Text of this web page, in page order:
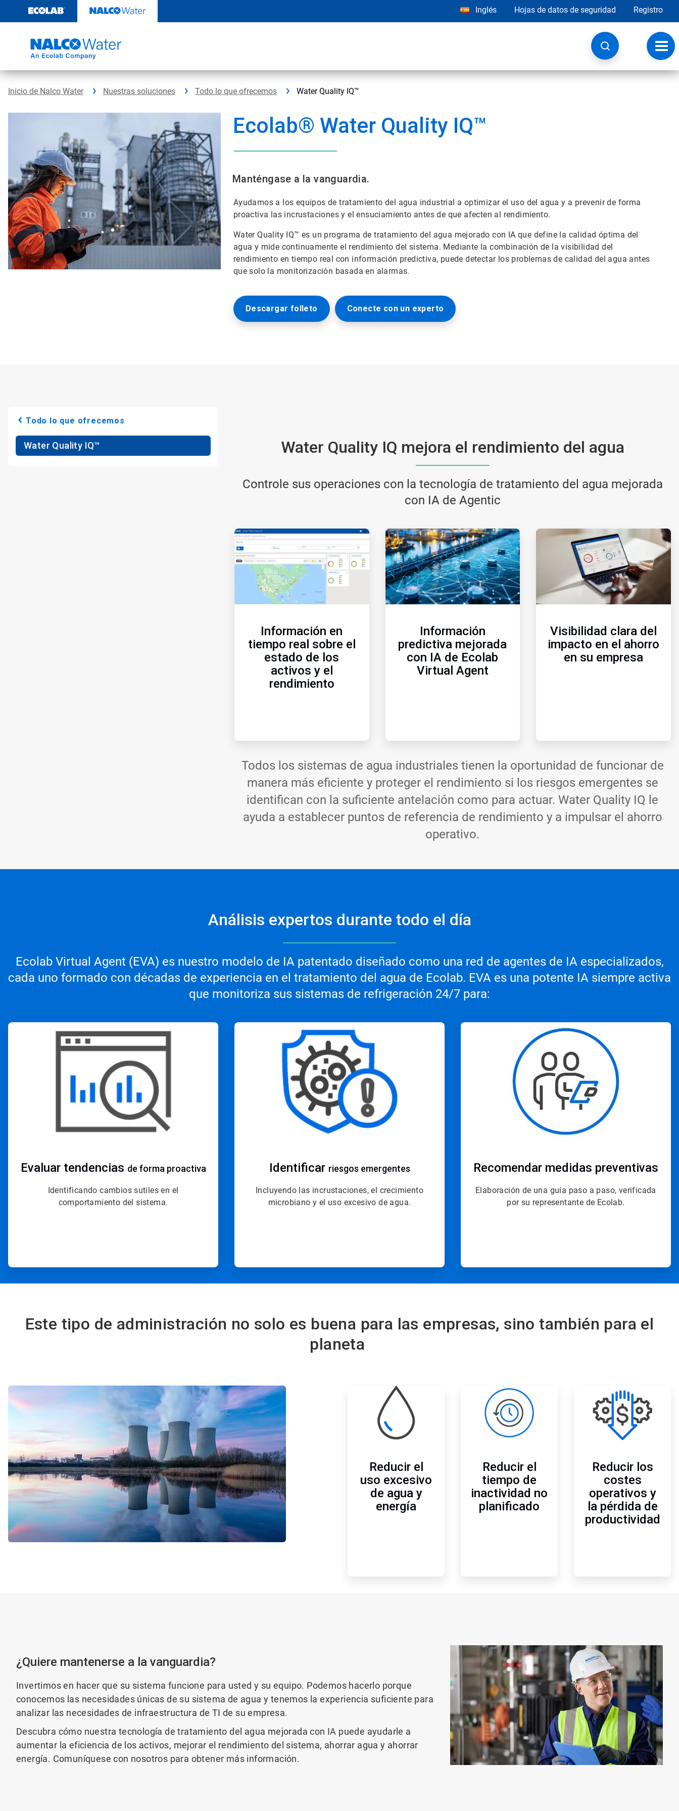
contenido
Inglés Hojas de datos de seguridad Registro
de
Inicio de Nalco Water Nuestras soluciones Todo lo que ofrecemos Water Quality IQ™
Ecolab® Water Quality IQ™
Manténgase a la vanguardia.
Ayudamos a los equipos de tratamiento del agua industrial a optimizar el uso del agua y a prevenir de forma
proactiva las incrustaciones y el ensuciamiento antes de que afecten al rendimiento.
Water Quality IQ™ es un programa de tratamiento del agua mejorado con IA que define la calidad óptima del
agua y mide continuamente el rendimiento del sistema. Mediante la combinación de la visibilidad del
rendimiento en tiempo real con información predictiva, puede detectar los problemas de calidad del agua antes
que solo la monitorización basada en alarmas.
Descargar folleto Conecte con un experto
Todo lo que ofrecemos
Water Quality IQ™ Water Quality IQ mejora el rendimiento del agua
Controle sus operaciones con la tecnología de tratamiento del agua mejorada
con IA de Agentic
ArticleTile
1
de
3
Información en
tiempo real sobre el
estado de los
activos y el
rendimiento
ArticleTile
2
de
3
Información
predictiva mejorada
con IA de Ecolab
Virtual Agent
ArticleTile
3
de
3
Visibilidad clara del
impacto en el ahorro
en su empresa
Todos los sistemas de agua industriales tienen la oportunidad de funcionar de
manera más eficiente y proteger el rendimiento si los riesgos emergentes se
identifican con la suficiente antelación como para actuar. Water Quality IQ le
ayuda a establecer puntos de referencia de rendimiento y a impulsar el ahorro
operativo.
Análisis expertos durante todo el día
Ecolab Virtual Agent (EVA) es nuestro modelo de IA patentado diseñado como una red de agentes de IA especializados,
cada uno formado con décadas de experiencia en el tratamiento del agua de Ecolab. EVA es una potente IA siempre activa
que monitoriza sus sistemas de refrigeración 24/7 para:
1
de
Evaluar tendencias de forma proactiva
Identificando cambios sutiles en el
comportamiento del sistema.
2
de
3
Identificar riesgos emergentes
Incluyendo las incrustaciones, el crecimiento
microbiano y el uso excesivo de agua.
ArticleTile
3
Recomendar medidas preventivas
Elaboración de una guía paso a paso, verificada
por su representante de Ecolab.
Este tipo de administración no solo es buena para las empresas, sino también para el
planeta
ArticleTile
Reducir el
uso excesivo
de agua y
energía
ArticleTile
2
de
3
Reducir el
tiempo de
inactividad no
planificado
ArticleTile
3
de
3
Reducir los
costes
operativos y
la pérdida de
productividad
¿Quiere mantenerse a la vanguardia?
Invertimos en hacer que su sistema funcione para usted y su equipo. Podemos hacerlo porque
conocemos las necesidades únicas de su sistema de agua y tenemos la experiencia suficiente para
analizar las necesidades de infraestructura de TI de su empresa.
Descubra cómo nuestra tecnología de tratamiento del agua mejorada con IA puede ayudarle a
aumentar la eficiencia de los activos, mejorar el rendimiento del sistema, ahorrar agua y ahorrar
energía. Comuníquese con nosotros para obtener más información.